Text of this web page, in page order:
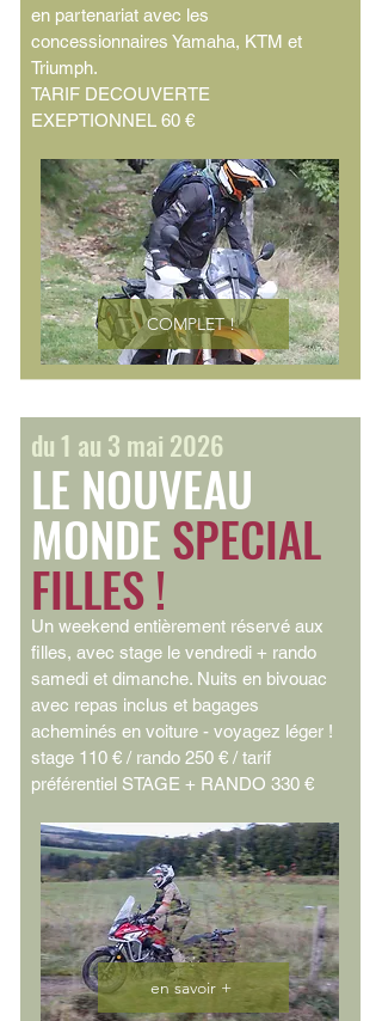
en partenariat avec les
concessionnaires Yamaha, KTM et
Triumph.
TARIF DECOUVERTE
EXEPTIONNEL 60 €
COMPLET !
du 1 au 3 mai 2026
LE NOUVEAU
MONDESPECIAL
FILLES !
Un weekend entièrement réservé aux
filles, avec stage le vendredi + rando
samedi et dimanche. Nuits en bivouac
avec repas inclus et bagages
acheminés en voiture - voyagez léger !
stage 110 € / rando 250 € / tarif
préférentiel STAGE + RANDO 330 €
en savoir +